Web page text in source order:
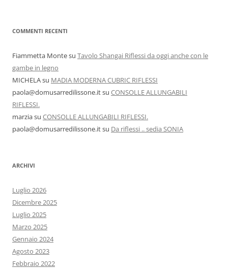
COMMENTI RECENTI
Fiammetta Montesu Tavolo Shangai Riflessi da oggi anche con le
gambe in legno
MICHELAsu MADIA MODERNA CUBRIC RIFLESSI
paola@domusarredilissone.itsu CONSOLLE ALLUNGABILI
RIFLESSI.
marziasu CONSOLLE ALLUNGABILI RIFLESSI.
paola@domusarredilissone.itsu Da riflessi .. sedia SONIA
ARCHIVI
Luglio 2026
Dicembre 2025
Luglio 2025
Marzo 2025
Gennaio 2024
Agosto 2023
Febbraio 2022